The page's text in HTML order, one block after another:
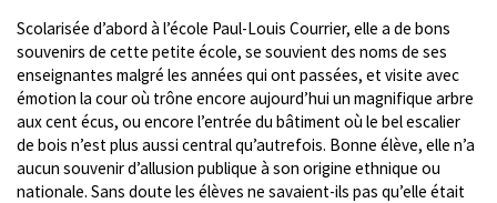
Scolarisée d’abord à l’école Paul-Louis Courrier, elle a de bons
souvenirs de cette petite école, se souvient des noms de ses
enseignantes malgré les années qui ont passées, et visite avec
émotion la cour où trône encore aujourd’hui un magnifique arbre
aux cent écus, ou encore l’entrée du bâtiment où le bel escalier
de bois n’est plus aussi central qu’autrefois. Bonne élève, elle n’a
aucun souvenir d’allusion publique à son origine ethnique ou
nationale. Sans doute les élèves ne savaient-ils pas qu’elle était